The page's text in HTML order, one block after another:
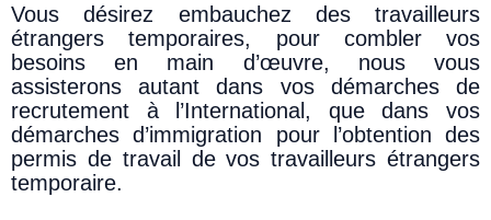
Vous désirez embauchez des travailleurs
étrangers temporaires, pour combler vos
besoins en main d’œuvre, nous vous
assisterons autant dans vos démarches de
recrutement à l’International, que dans vos
démarches d’immigration pour l’obtention des
permis de travail de vos travailleurs étrangers
temporaire.